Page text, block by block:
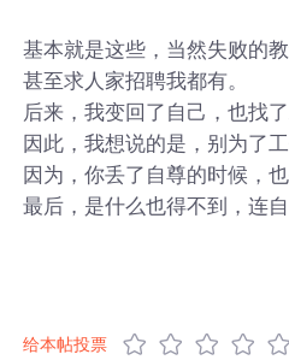
基本就是这些，当然失败的教
甚至求人家招聘我都有。
后来，我变回了自己，也找了
因此，我想说的是，别为了工
因为，你丢了自尊的时候，也
最后，是什么也得不到，连
给本帖投票